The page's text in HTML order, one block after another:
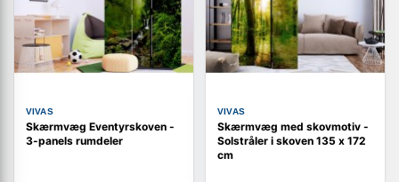
VIVAS
Skærmvæg Eventyrskoven -
3-panels rumdeler
VIVAS
Skærmvæg med skovmotiv -
Solstråler i skoven 135 x 172
cm